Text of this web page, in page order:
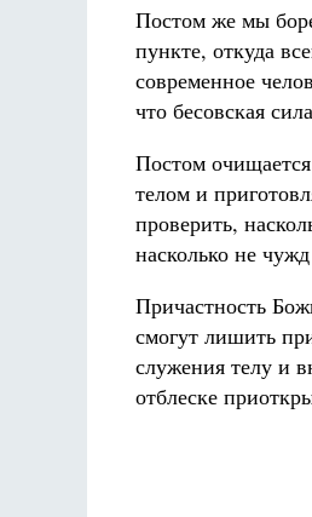
Постом же мы
пункте, откуда
современное
что бесовская
Постом
телом и
проверить,
насколько не
Причастность
смогут лишить
служения телу и
отблеске